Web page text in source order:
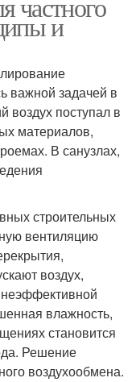
частного
и
важной задачей в
воздух поступал в
материалов,
В санузлах,
строительных
вентиляцию
воздух,
влажность,
становится
Решение
воздухообмена.